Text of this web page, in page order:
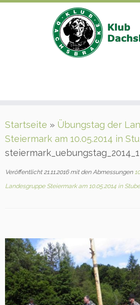
Inhalt
springen
Startseite » Übungstag der
Steiermark am 10.05.2014 in
steiermark_uebungstag_2014_1
Veröffentlicht 21.11.2016mit den Abmessungen
Landesgruppe Steiermark am 10.05.2014 in